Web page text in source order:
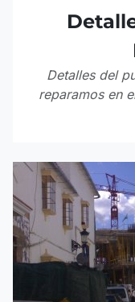
Detalles del
reparamos en